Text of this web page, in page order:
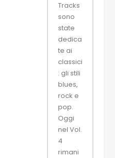
Tracks
sono
state
dedica
te ai
classici
: gli stili
blues,
rock e
pop.
Oggi
nel Vol.
4
rimani